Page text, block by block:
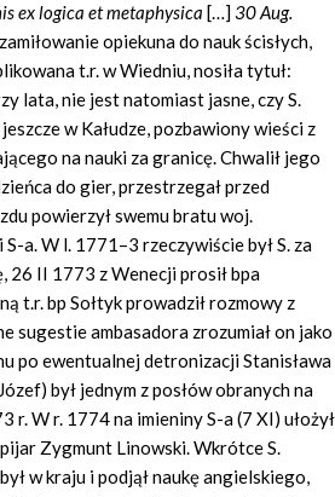
ex logica et metaphysica […]30 Aug.
opiekuna do nauk ścisłych,
t.r. w Wiedniu, nosiła tytuł:
lata, nie jest natomiast jasne, czy S.
w Kałudze, pozbawiony wieści z
na nauki za granicę. Chwalił jego
do gier, przestrzegał przed
powierzył swemu bratu woj.
a. W l. 1771–3 rzeczywiście był S. za
26 II 1773 z Wenecji prosił bpa
t.r. bp Sołtyk prowadził rozmowy z
sugestie ambasadora zrozumiał on jako
po ewentualnej detronizacji Stanisława
był jednym z posłów obranych na
r. W r. 1774 na imieniny S-a (7 XI) ułożył
Zygmunt Linowski. Wkrótce S.
w kraju i podjął naukę angielskiego,